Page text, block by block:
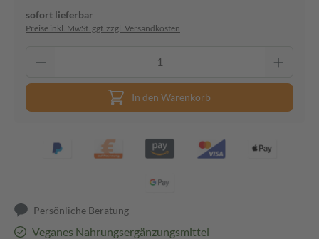
sofort lieferbar
Preise inkl. MwSt. ggf. zzgl. Versandkosten
In den Warenkorb
Persönliche Beratung
Veganes Nahrungsergänzungsmittel